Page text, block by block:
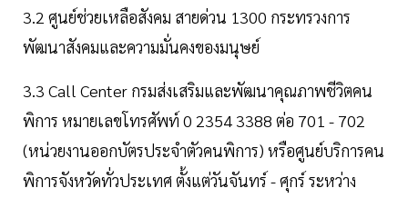
3.2 ศูนย์ช่วยเหลือสังคม สายด่วน 1300 กระทรวงการ
พัฒนาสังคมและความมั่นคงของมนุษย์
3.3 Call Center กรมส่งเสริมและพัฒนาคุณภาพชีวิตคน
พิการ หมายเลขโทรศัพท์ 0 2354 3388 ต่อ 701 - 702
(หน่วยงานออกบัตรประจำตัวคนพิการ) หรือศูนย์บริการคน
พิการจังหวัดทั่วประเทศ ตั้งแต่วันจันทร์ - ศุกร์ ระหว่าง